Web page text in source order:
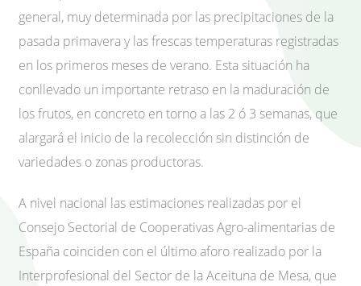
general, muy determinada por las precipitaciones de la
pasada primavera y las frescas temperaturas registradas
en los primeros meses de verano. Esta situación ha
conllevado un importante retraso en la maduración de
los frutos, en concreto en torno a las 2 ó 3 semanas, que
alargará el inicio de la recolección sin distinción de
variedades o zonas productoras.
A nivel nacional las estimaciones realizadas por el
Consejo Sectorial de Cooperativas Agro-alimentarias de
España coinciden con el último aforo realizado por la
Interprofesional del Sector de la Aceituna de Mesa, que